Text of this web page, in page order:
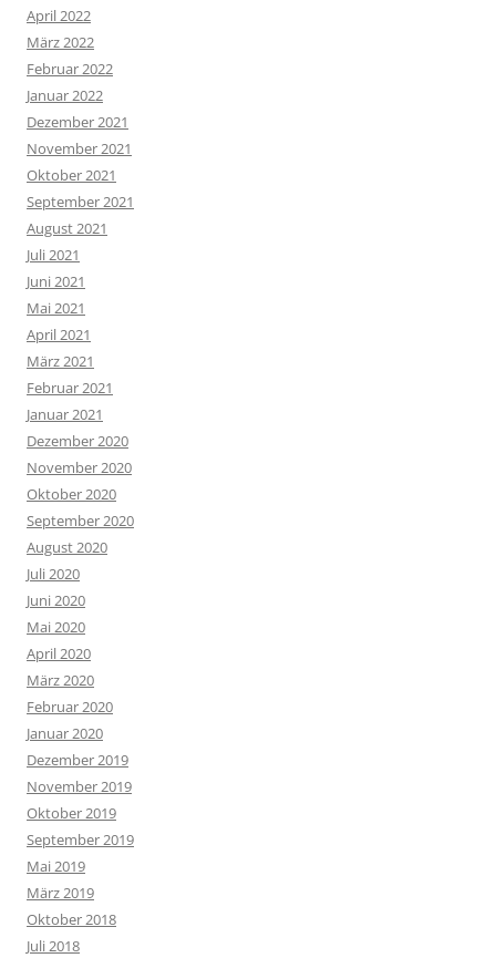
April 2022
März 2022
Februar 2022
Januar 2022
Dezember 2021
November 2021
Oktober 2021
September 2021
August 2021
Juli 2021
Juni 2021
Mai 2021
April 2021
März 2021
Februar 2021
Januar 2021
Dezember 2020
November 2020
Oktober 2020
September 2020
August 2020
Juli 2020
Juni 2020
Mai 2020
April 2020
März 2020
Februar 2020
Januar 2020
Dezember 2019
November 2019
Oktober 2019
September 2019
Mai 2019
März 2019
Oktober 2018
Juli 2018